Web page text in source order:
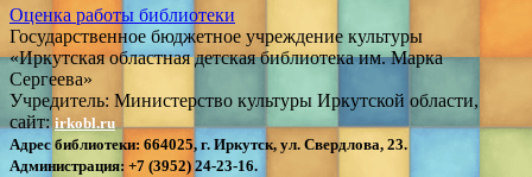
Оценка работы библиотеки
Государственное бюджетное учреждение культуры
«Иркутская областная детская библиотека им. Марка
Сергеева»
Учредитель: Министерство культуры Иркутской области,
сайт: irkobl.ru
Адрес библиотеки: 664025, г. Иркутск, ул. Свердлова, 23.
Администрация: +7 (3952) 24-23-16.